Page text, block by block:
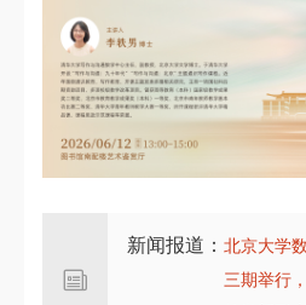
新闻报道： 北京大学
三期举行